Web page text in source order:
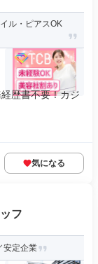
ル・ピアスOK
歴書不要！カジ
気になる
フ
安定企業